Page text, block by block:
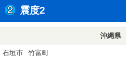
震度2
沖縄県
石垣市 竹富町